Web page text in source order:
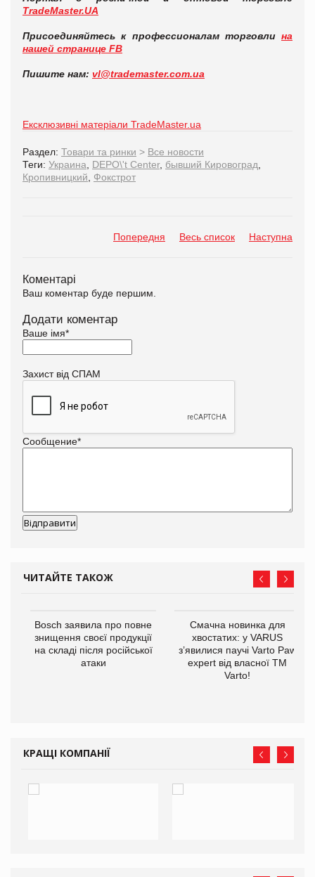
TradeMaster.UA
Присоединяйтесь к профессионалам торговли на
нашей странице FB
Пишите нам: vl@trademaster.com.ua
Ексклюзивні матеріали TradeMaster.ua
Раздел: Товари та ринки > Все новости
Теги: Украина, DEPO\'t Center, бывший Кировоград,
Кропивницкий, Фокстрот
Попередня Весь список Наступна
Коментарі
Ваш коментар буде першим.
Додати коментар
Ваше імя*
Захист від СПАМ
Сообщение*
ЧИТАЙТЕ ТАКОЖ
Bosch заявила про повне
знищення своєї продукції
на складі після російської
атаки
Смачна новинка для
хвостатих: у VARUS
з’явилися паучі Varto Paw
expert від власної ТМ
Varto!
КРАЩІ КОМПАНІЇ